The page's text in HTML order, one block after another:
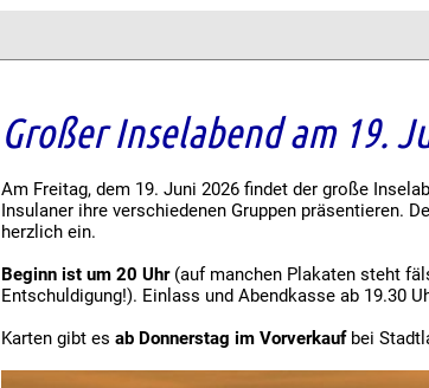
Großer Inselabend am 19.
Am Freitag, dem 19. Juni 2026 findet der große
Insulaner ihre verschiedenen Gruppen präsentieren.
herzlich ein.
Beginn ist um 20 Uhr(auf manchen Plakaten steht
Entschuldigung!). Einlass und Abendkasse ab 19.30
Karten gibt esab Donnerstag im Vorverkaufbei